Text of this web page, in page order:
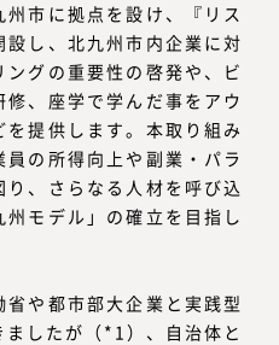
市に拠点を設け、『リス
し、北九州市内企業に対
グの重要性の啓発や、ビ
、座学で学んだ事をアウ
を提供します。本取り組み
の所得向上や副業・パラ
、さらなる人材を呼び込
モデル」の確立を目指し
や都市部大企業と実践型
したが（*1）、自治体と